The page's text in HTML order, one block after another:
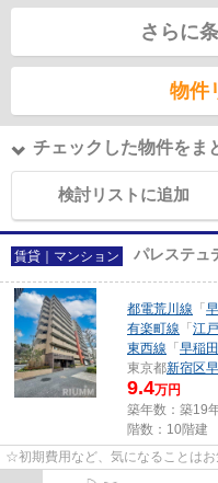
さらに
物件
チェックした物件をま
検討リストに追加
賃貸｜マンション パレステュ
都電荒川線 「
有楽町線 「江
東西線 「早稲田
東京都新宿区
9.4万円
築年数：築19
階数：10階建
☆初期費用など、気になることは